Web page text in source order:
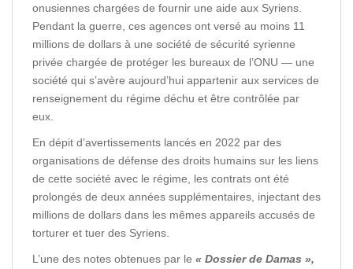
onusiennes chargées de fournir une aide aux Syriens.
Pendant la guerre, ces agences ont versé au moins 11
millions de dollars à une société de sécurité syrienne
privée chargée de protéger les bureaux de l’ONU — une
société qui s’avère aujourd’hui appartenir aux services de
renseignement du régime déchu et être contrôlée par
eux.
En dépit d’avertissements lancés en 2022 par des
organisations de défense des droits humains sur les liens
de cette société avec le régime, les contrats ont été
prolongés de deux années supplémentaires, injectant des
millions de dollars dans les mêmes appareils accusés de
torturer et tuer des Syriens.
L’une des notes obtenues par le « Dossier de Damas »,